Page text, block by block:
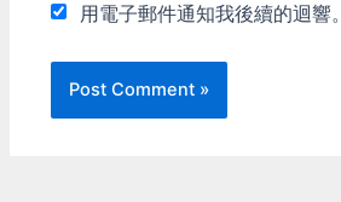
用電子郵件通知我後續的迴響。